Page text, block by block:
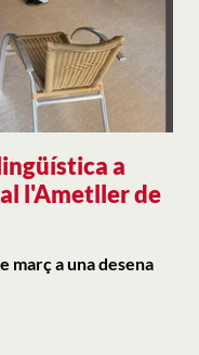
a
l'Ametller de
març a una desena